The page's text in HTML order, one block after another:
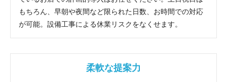
もちろん、早朝や夜間など限られた日数、お時間での対応
が可能。設備工事による休業リスクをなくせます。
柔軟な提案力